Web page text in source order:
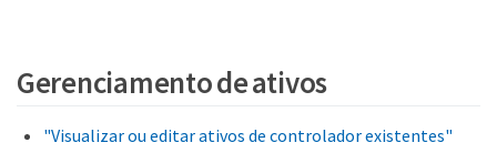
Gerenciamento de ativos
"Visualizar ou editar ativos de controlador existentes"